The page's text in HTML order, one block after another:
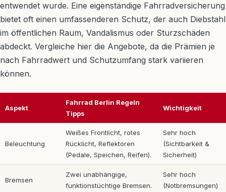
entwendet wurde. Eine eigenständige Fahrradversicherung
bietet oft einen umfassenderen Schutz, der auch Diebstahl
im öffentlichen Raum, Vandalismus oder Sturzschäden
abdeckt. Vergleiche hier die Angebote, da die Prämien je
nach Fahrradwert und Schutzumfang stark variieren
können.
Aspekt
Fahrrad Berlin Regeln
Tipps
Wichtigkeit
Beleuchtung
Weißes Frontlicht, rotes
Rücklicht, Reflektoren
(Pedale, Speichen, Reifen).
Sehr hoch
(Sichtbarkeit &
Sicherheit)
Bremsen
Zwei unabhängige,
funktionstüchtige Bremsen.
Sehr hoch
(Notbremsungen)